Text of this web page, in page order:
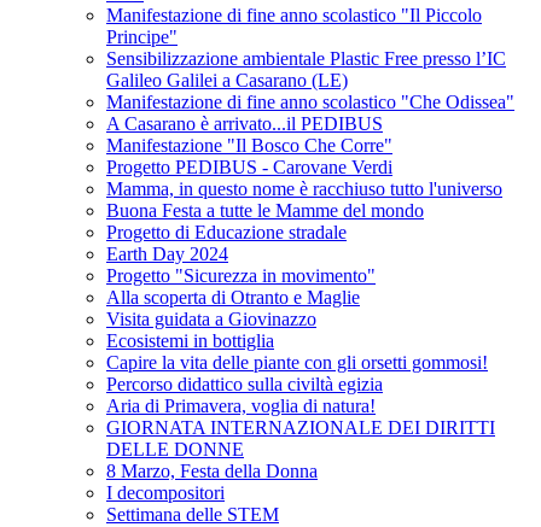
Manifestazione di fine anno scolastico "Il Piccolo
Principe"
Sensibilizzazione ambientale Plastic Free presso l’IC
Galileo Galilei a Casarano (LE)
Manifestazione di fine anno scolastico "Che Odissea"
A Casarano è arrivato...il PEDIBUS
Manifestazione "Il Bosco Che Corre"
Progetto PEDIBUS - Carovane Verdi
Mamma, in questo nome è racchiuso tutto l'universo
Buona Festa a tutte le Mamme del mondo
Progetto di Educazione stradale
Earth Day 2024
Progetto "Sicurezza in movimento"
Alla scoperta di Otranto e Maglie
Visita guidata a Giovinazzo
Ecosistemi in bottiglia
Capire la vita delle piante con gli orsetti gommosi!
Percorso didattico sulla civiltà egizia
Aria di Primavera, voglia di natura!
GIORNATA INTERNAZIONALE DEI DIRITTI
DELLE DONNE
8 Marzo, Festa della Donna
I decompositori
Settimana delle STEM